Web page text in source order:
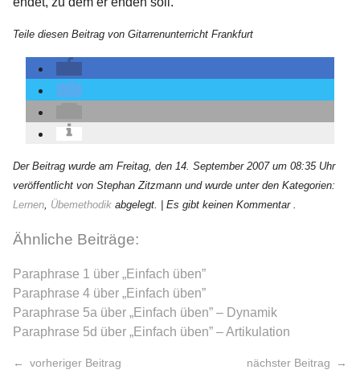
Teile diesen Beitrag von Gitarrenunterricht Frankfurt
Der Beitrag wurde am Freitag, den 14. September 2007 um 08:35 Uhr
veröffentlicht von Stephan Zitzmann und wurde unter den Kategorien:
Lernen, Übemethodik abgelegt. | Es gibt keinen Kommentar .
Ähnliche Beiträge:
Paraphrase 1 über „Einfach üben”
Paraphrase 4 über „Einfach üben”
Paraphrase 5a über „Einfach üben” – Dynamik
Paraphrase 5d über „Einfach üben” – Artikulation
vorheriger Beitrag nächster Beitrag